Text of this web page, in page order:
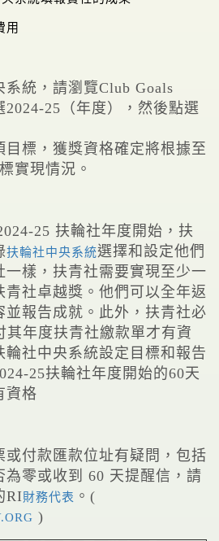
用
統，請瀏覽Club Goals
2024-25（年度），然後點選
目標，獲獎資格確定將根據至
實現情況。
25 扶輪社年度開始，扶
扶輪社中央系統選擇和設定他們
一樣，扶青社需要實現至少一
青社卓越獎。他們可以全年返
並報告成就。此外，扶青社必
其年度扶青社繳款單才有資
社中央系統設定目標和報告
25扶輪社年度開始的60天
資格
或付款匯款位址有疑問，包括
為零或收到 60 天提醒信，請
RI財務代表 。(
)